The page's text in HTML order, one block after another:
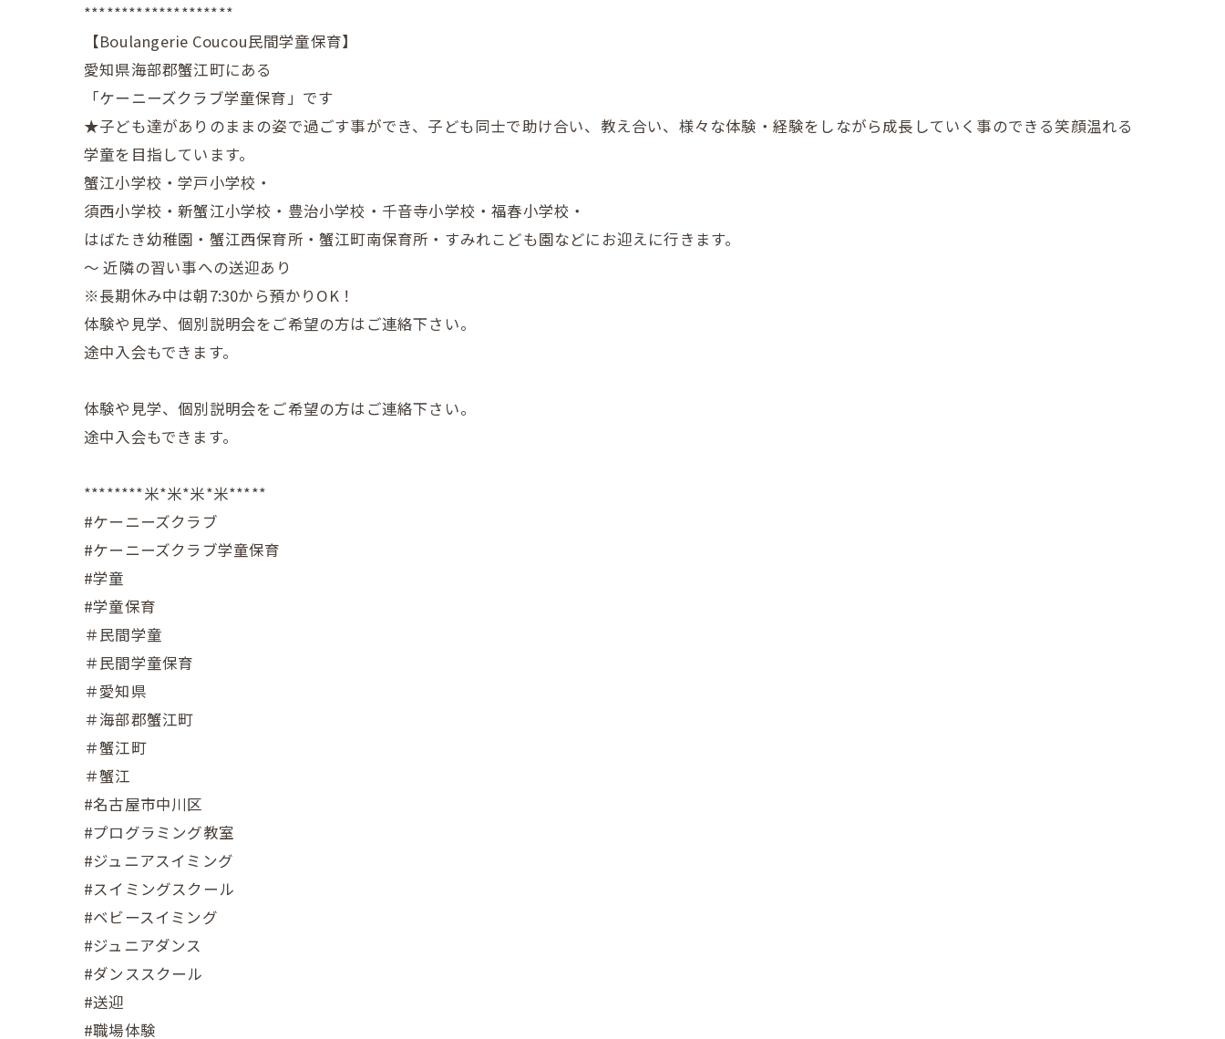
********************
【Boulangerie Coucou民間学童保育】
愛知県海部郡蟹江町にある
「ケーニーズクラブ学童保育」です
★子ども達がありのままの姿で過ごす事ができ、子ども同士で助け合い、教え合い、様々な体験・経験をしながら成長していく事のできる笑顔温れる
学童を目指しています。
蟹江小学校・学戸小学校・
須西小学校・新蟹江小学校・豊治小学校・千音寺小学校・福春小学校・
はばたき幼稚園・蟹江西保育所・蟹江町南保育所・すみれこども園などにお迎えに行きます。
～ 近隣の習い事への送迎あり
※長期休み中は朝7:30から預かりOK！
体験や見学、個別説明会をご希望の方はご連絡下さい。
途中入会もできます。
体験や見学、個別説明会をご希望の方はご連絡下さい。
途中入会もできます。
********米*米*米*米*****
#ケーニーズクラブ
#ケーニーズクラブ学童保育
#学童
#学童保育
＃民間学童
＃民間学童保育
＃愛知県
＃海部郡蟹江町
＃蟹江町
＃蟹江
#名古屋市中川区
#プログラミング教室
#ジュニアスイミング
#スイミングスクール
#ベビースイミング
#ジュニアダンス
#ダンススクール
#送迎
#職場体験